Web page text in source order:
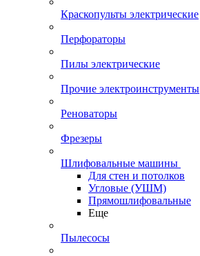
Краскопульты электрические
Перфораторы
Пилы электрические
Прочие электроинструменты
Реноваторы
Фрезеры
Шлифовальные машины
Для стен и потолков
Угловые (УШМ)
Прямошлифовальные
Еще
Пылесосы